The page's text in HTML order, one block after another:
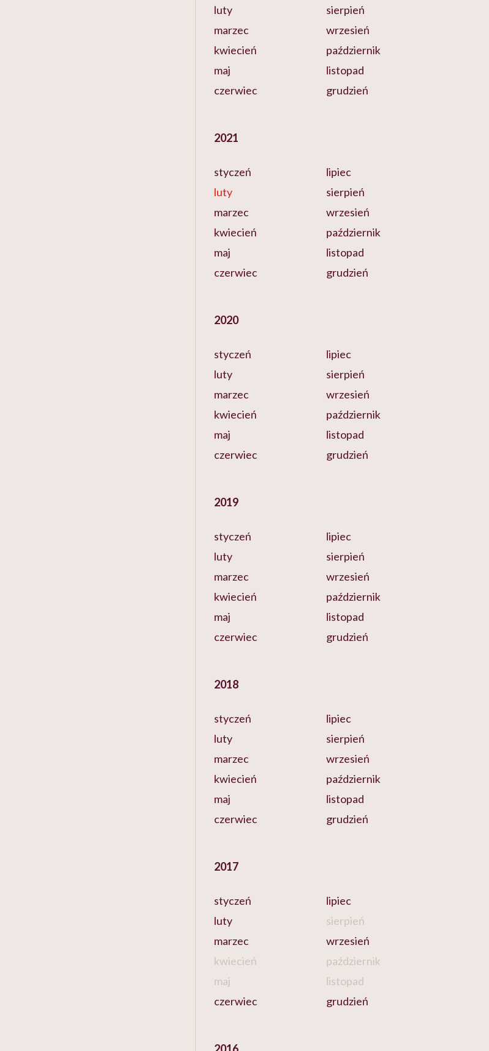
luty
marzec
kwiecień
maj
czerwiec
sierpień
wrzesień
październik
listopad
grudzień
2021
styczeń
luty
marzec
kwiecień
maj
czerwiec
lipiec
sierpień
wrzesień
październik
listopad
grudzień
2020
styczeń
luty
marzec
kwiecień
maj
czerwiec
lipiec
sierpień
wrzesień
październik
listopad
grudzień
2019
styczeń
luty
marzec
kwiecień
maj
czerwiec
lipiec
sierpień
wrzesień
październik
listopad
grudzień
2018
styczeń
luty
marzec
kwiecień
maj
czerwiec
lipiec
sierpień
wrzesień
październik
listopad
grudzień
2017
styczeń
luty
marzec
kwiecień
maj
czerwiec
lipiec
sierpień
wrzesień
październik
listopad
grudzień